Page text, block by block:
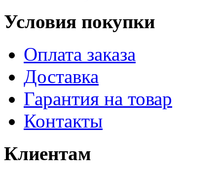
Условия покупки
Оплата заказа
Доставка
Гарантия на товар
Контакты
Клиентам